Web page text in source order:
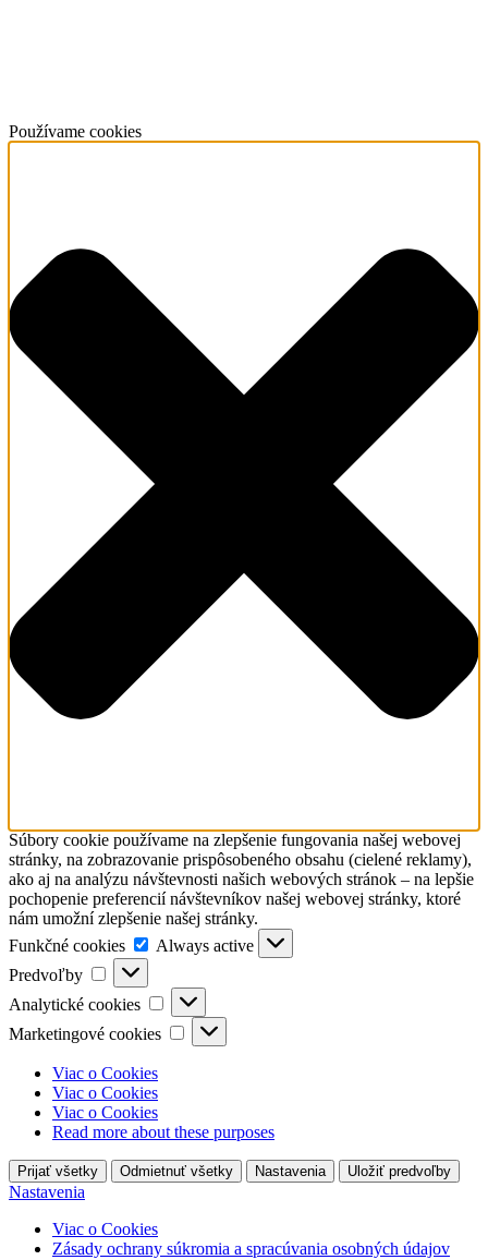
Používame cookies
Súbory cookie používame na zlepšenie fungovania našej webovej
stránky, na zobrazovanie prispôsobeného obsahu (cielené reklamy),
ako aj na analýzu návštevnosti našich webových stránok – na lepšie
pochopenie preferencií návštevníkov našej webovej stránky, ktoré
nám umožní zlepšenie našej stránky.
Funkčné cookies
Funkčné
cookies
Always active
Predvoľby
Predvoľby
Analytické cookies
Analytické
cookies
Marketingové cookies
Marketingové
cookies
Viac o Cookies
Viac o Cookies
Viac o Cookies
Read more about these purposes
Prijať všetky Odmietnuť všetky Nastavenia Uložiť predvoľby
Nastavenia
Viac o Cookies
Zásady ochrany súkromia a spracúvania osobných údajov